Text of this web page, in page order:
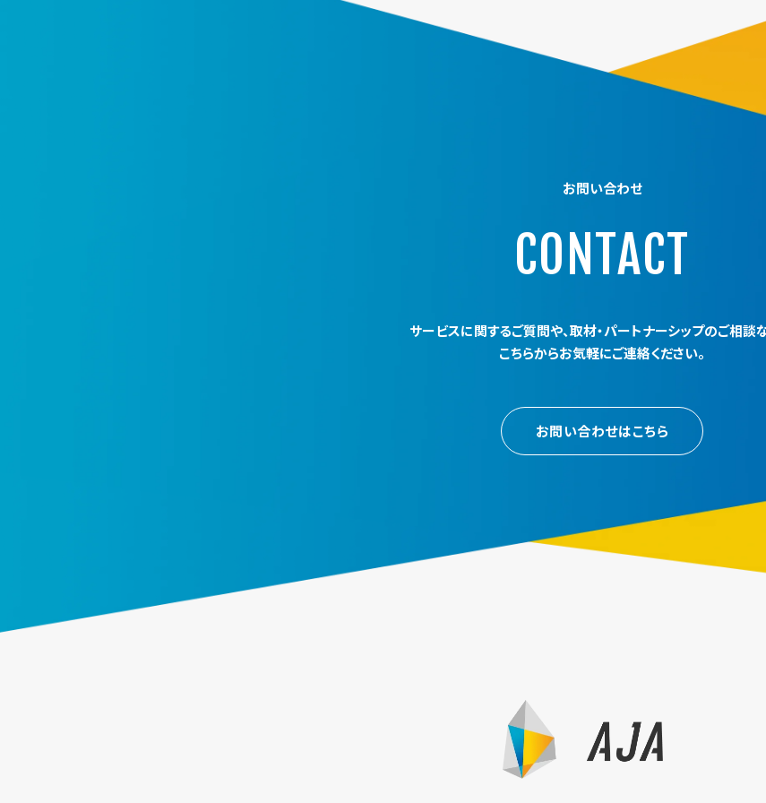
お問い合わせ
CONTACT
サービスに関するご質問や、取材・パートナーシップのご相談
こちらからお気軽にご連絡ください。
お問い合わせはこちら